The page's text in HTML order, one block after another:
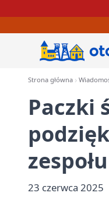
Strona główna
Paczki
zespołu
23 czerwca 2025